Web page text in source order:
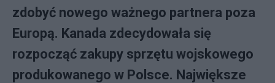
zdobyć nowego ważnego partnera poza
Europą. Kanada zdecydowała się
rozpocząć zakupy sprzętu wojskowego
produkowanego w Polsce. Największe